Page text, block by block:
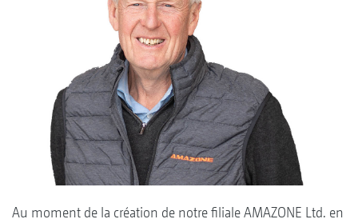
Au moment de la création de notre filiale AMAZONE Ltd. en